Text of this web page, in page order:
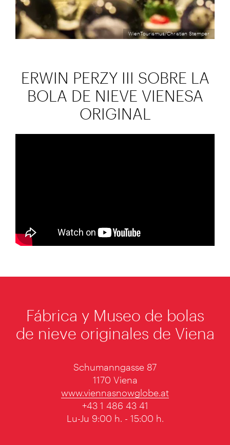
WienTourismus/Christian Stemper
ERWIN PERZY III SOBRE LA
BOLA DE NIEVE VIENESA
ORIGINAL
Fábrica y Museo de bolas
de nieve originales de Viena
Schumanngasse 87
1170 Viena
www.viennasnowglobe.at
+43 1 486 43 41
Lu-Ju 9:00 h. - 15:00 h.